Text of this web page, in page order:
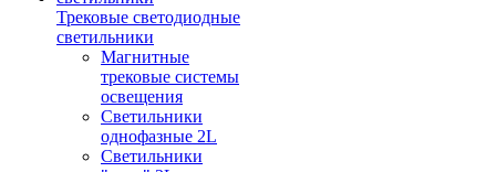
Трековые светодиодные
светильники
Магнитные
трековые системы
освещения
Светильники
однофазные 2L
Светильники